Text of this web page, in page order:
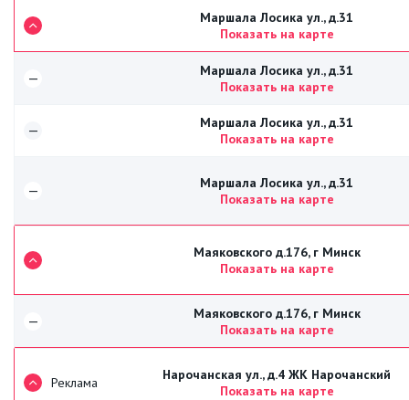
Маршала Лосика ул., д.31
Показать на карте
—
Маршала Лосика ул., д.31
Показать на карте
—
Маршала Лосика ул., д.31
Показать на карте
—
Маршала Лосика ул., д.31
Показать на карте
Маяковского д.176, г Минск
Показать на карте
—
Маяковского д.176, г Минск
Показать на карте
Реклама
Нарочанская ул., д.4 ЖК Нарочанский
Показать на карте